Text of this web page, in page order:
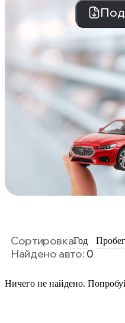
СортировкаГод Пробег
Найдено авто: 0
Ничего не найдено.